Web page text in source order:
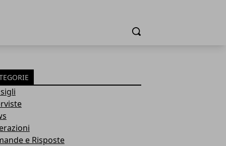
Cerca
e Risposte